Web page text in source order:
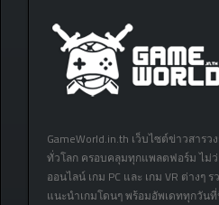
GameWorld.in.th เว็บไซต์ข่าวสาร
ทั่วโลก ครอบคลุมทุกแพลตฟอร์ม ไม่ว่
ออนไลน์ เกม PC และ เกม VR ต่างๆ
แนะนำเกมโดนๆ พร้อมอัพเดททุกวัน